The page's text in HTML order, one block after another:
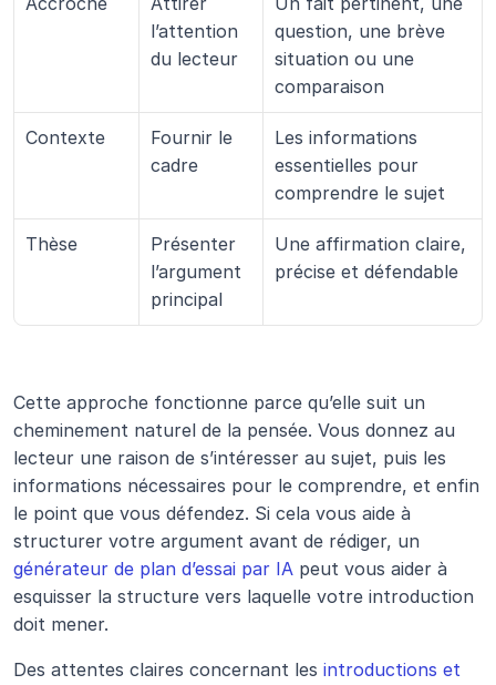
l’attention
du lecteur
question, une brève
situation ou une
comparaison
Contexte
Fournir le
cadre
Les informations
essentielles pour
comprendre le sujet
Thèse
Présenter
l’argument
principal
Une affirmation claire,
précise et défendable
Cette approche fonctionne parce qu’elle suit un
cheminement naturel de la pensée. Vous donnez au
lecteur une raison de s’intéresser au sujet, puis les
informations nécessaires pour le comprendre, et enfin
le point que vous défendez. Si cela vous aide à
générateur de plan d’essai par IA peut vous aider à
esquisser la structure vers laquelle votre introduction
doit mener.
Des attentes claires concernant les introductions et